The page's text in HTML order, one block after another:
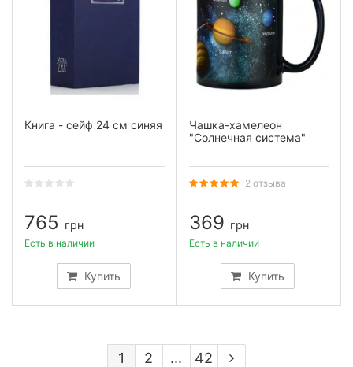
Книга - сейф 24 см синяя
765 грн
Купить
Есть в наличии
Чашка-хамелеон
"Солнечная система"
2 отзыва
369 грн
Купить
Есть в наличии
1 2 ... 42